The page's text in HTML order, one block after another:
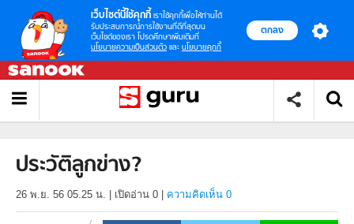
เว็บไซต์นี้ใช้คุกกี้ เราใช้คุกกี้เพื่อให้ท่านได้
รับประสบการณ์การใช้งานที่ดีที่สุดบน
เว็บไซต์ของเรา โปรดศึกษาเพิ่มเติมที่
นโยบายความเป็นส่วนตัว และ นโยบายคุกกี้
ตกลง
ประวัติลูกข่าง?
26 พ.ย. 56 05.25 น. เปิดอ่าน 0 ความคิดเห็น 0